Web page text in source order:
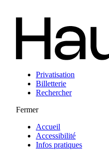
Privatisation
Billetterie
Rechercher
Fermer
Accueil
Accessibilité
Infos pratiques